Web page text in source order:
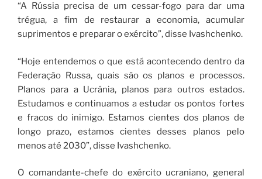
“A Rússia precisa de um cessar-fogo para dar uma
trégua, a fim de restaurar a economia, acumular
suprimentos e preparar o exército”, disse Ivashchenko.
“Hoje entendemos o que está acontecendo dentro da
Federação Russa, quais são os planos e processos.
Planos para a Ucrânia, planos para outros estados.
Estudamos e continuamos a estudar os pontos fortes
e fracos do inimigo. Estamos cientes dos planos de
longo prazo, estamos cientes desses planos pelo
menos até 2030”, disse Ivashchenko.
O comandante-chefe do exército ucraniano, general